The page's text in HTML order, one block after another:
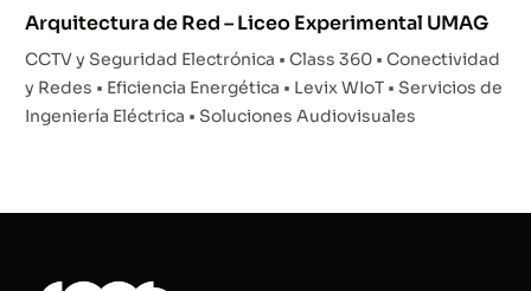
Arquitectura de Red – Liceo Experimental UMAG
CCTV y Seguridad Electrónica • Class 360 • Conectividad
y Redes • Eficiencia Energética • Levix WIoT • Servicios de
Ingeniería Eléctrica • Soluciones Audiovisuales